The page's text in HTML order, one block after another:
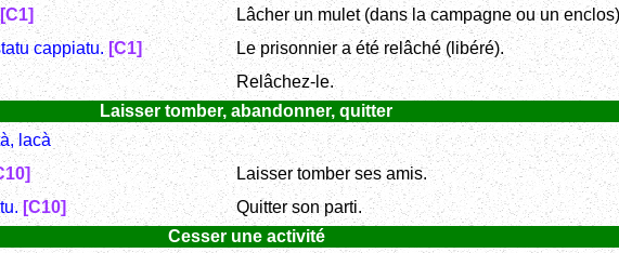
[C1]
Lâcher un mulet (dans la campagne ou un
cappiatu. [C1]
Le prisonnier a été relâché (libéré).
Relâchez-le.
Laisser tomber, abandonner, quitter
lacà
Laisser tomber ses amis.
[C10]
Quitter son parti.
Cesser une activité